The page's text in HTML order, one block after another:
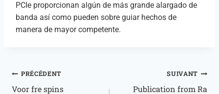
PCIe proporcionan algún de más grande alargado de
banda así­ como pueden sobre guiar hechos de
manera de mayor competente.
PRÉCÉDENT
Voor fre spins
SUIVANT
Publication from Ra